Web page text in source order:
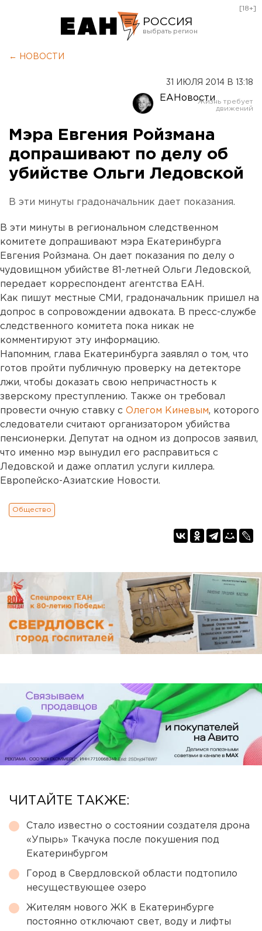
РОССИЯ
Оренбург
[18+]
← НОВОСТИ
31 ИЮЛЯ 2014 В 13:18
ЕАНовости
Мэра Евгения Ройзмана
допрашивают по делу об
убийстве Ольги Ледовской
В эти минуты градоначальник дает показания.
В эти минуты в региональном следственном
комитете допрашивают мэра Екатеринбурга
Евгения Ройзмана. Он дает показания по делу о
чудовищном убийстве 81-летней Ольги Ледовской,
передает корреспондент агентства ЕАН.
Как пишут местные СМИ, градоначальник пришел на
допрос в сопровождении адвоката. В пресс-службе
следственного комитета пока никак не
комментируют эту информацию.
Напомним, глава Екатеринбурга заявлял о том, что
готов пройти публичную проверку на детекторе
лжи, чтобы доказать свою непричастность к
зверскому преступлению. Также он требовал
провести очную ставку с Олегом Киневым, которого
следователи считают организатором убийства
пенсионерки. Депутат на одном из допросов заявил,
что именно мэр вынудил его расправиться с
Ледовской и даже оплатил услуги киллера.
Европейско-Азиатские Новости.
Общество
ЧИТАЙТЕ ТАКЖЕ:
Стало известно о состоянии создателя дрона
«Упырь» Ткачука после покушения под
Екатеринбургом
Город в Свердловской области подтопило
несуществующее озеро
Жителям нового ЖК в Екатеринбурге
постоянно отключают свет, воду и лифты